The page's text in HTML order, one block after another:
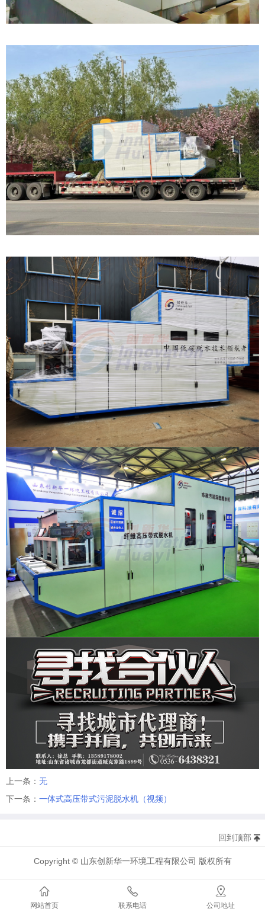
上一条： 无
下一条： 一体式高压带式污泥脱水机（视频）
网站首页 联系电话 公司地址
回到顶部
Copyright © 山东创新华一环境工程有限公司 版权所有